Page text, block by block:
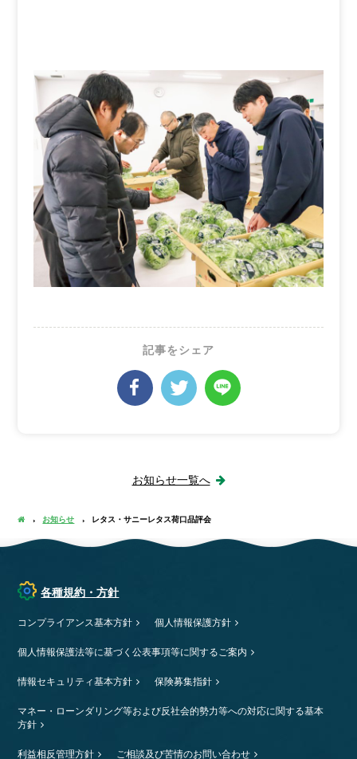
記事をシェア
お知らせ一覧へ
お知らせ レタス・サニーレタス荷口品評会
各種規約・方針
コンプライアンス基本方針 個人情報保護方針
個人情報保護法等に基づく公表事項等に関するご案内
情報セキュリティ基本方針 保険募集指針
マネー・ローンダリング等および反社会的勢力等への対応に関する基本
方針
利益相反管理方針 ご相談及び苦情のお問い合わせ